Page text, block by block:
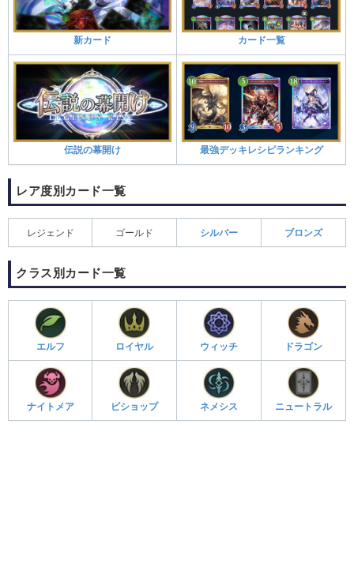
新カード カード一覧
伝説の幕開け 最強デッキレシピランキング
レア度別カード一覧
レジェンド ゴールド シルバー ブロンズ
クラス別カード一覧
エルフ ロイヤル ウィッチ ドラゴン
ナイトメア ビショップ ネメシス ニュートラル